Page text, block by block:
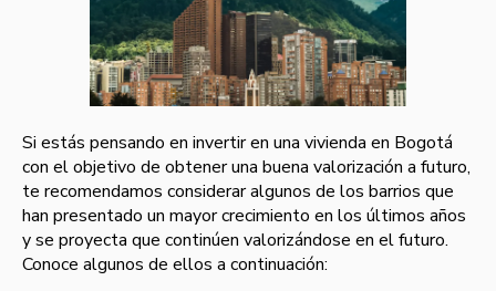
Si estás pensando en invertir en una vivienda en Bogotá
con el objetivo de obtener una buena valorización a futuro,
te recomendamos considerar algunos de los barrios que
han presentado un mayor crecimiento en los últimos años
y se proyecta que continúen valorizándose en el futuro.
Conoce algunos de ellos a continuación: